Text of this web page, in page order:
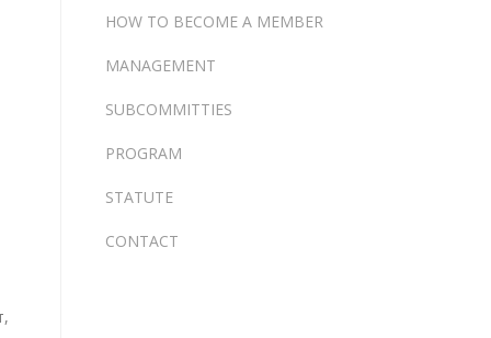
HOW TO BECOME A MEMBER
MANAGEMENT
SUBCOMMITTIES
PROGRAM
STATUTE
CONTACT